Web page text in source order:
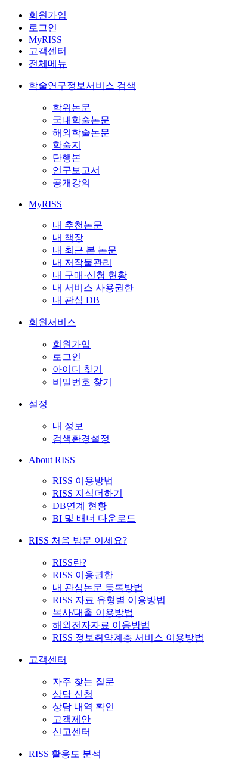
회원가입
로그인
MyRISS
고객센터
전체메뉴
학술연구정보서비스 검색
학위논문
국내학술논문
해외학술논문
학술지
단행본
연구보고서
공개강의
MyRISS
내 추천논문
내 책장
내 최근 본 논문
내 저작물관리
내 구매·신청 현황
내 서비스 사용권한
내 관심 DB
회원서비스
회원가입
로그인
아이디 찾기
비밀번호 찾기
설정
내 정보
검색환경설정
About RISS
RISS 이용방법
RISS 지식더하기
DB연계 현황
BI 및 배너 다운로드
RISS 처음 방문 이세요?
RISS란?
RISS 이용권한
내 관심논문 등록방법
RISS 자료 유형별 이용방법
복사/대출 이용방법
해외전자자료 이용방법
RISS 정보취약계층 서비스 이용방법
고객센터
자주 찾는 질문
상담 신청
상담 내역 확인
고객제안
신고센터
RISS 활용도 분석